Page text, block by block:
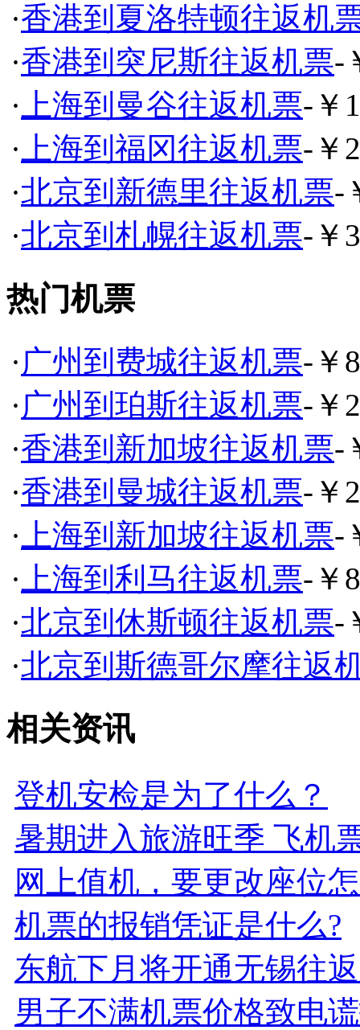
·香港到夏洛特顿往返机
·香港到突尼斯往返机票-
· 上海到曼谷往返机票-￥
· 上海到福冈往返机票-￥
·北京到新德里往返机票-
·北京到札幌往返机票-￥
热门机票
·广州到费城往返机票-￥
·广州到珀斯往返机票-￥
·香港到新加坡往返机票-
·香港到曼城往返机票-￥
· 上海到新加坡往返机票-
· 上海到利马往返机票-￥
·北京到休斯顿往返机票-
·北京到斯德哥尔摩往返
相关资讯
登机安检是为了什么？
暑期进入旅游旺季 飞机
网上值机，要更改座位
机票的报销凭证是什么?
东航下月将开通无锡往
男子不满机票价格致电